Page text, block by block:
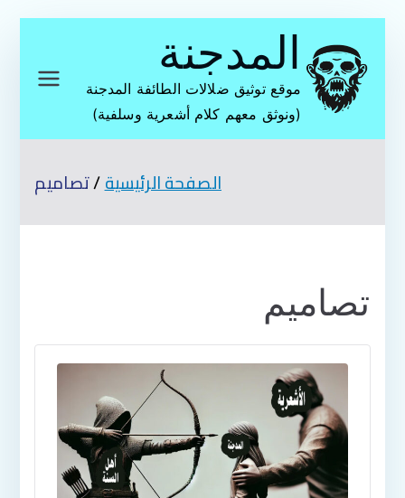
المحتوى
المدجنة
موقع توثيق ضلالات الطائفة المدجنة
(ونوثق معهم كلام أشعرية وسلفية)
الصفحة الرئيسية تصاميم
تصاميم